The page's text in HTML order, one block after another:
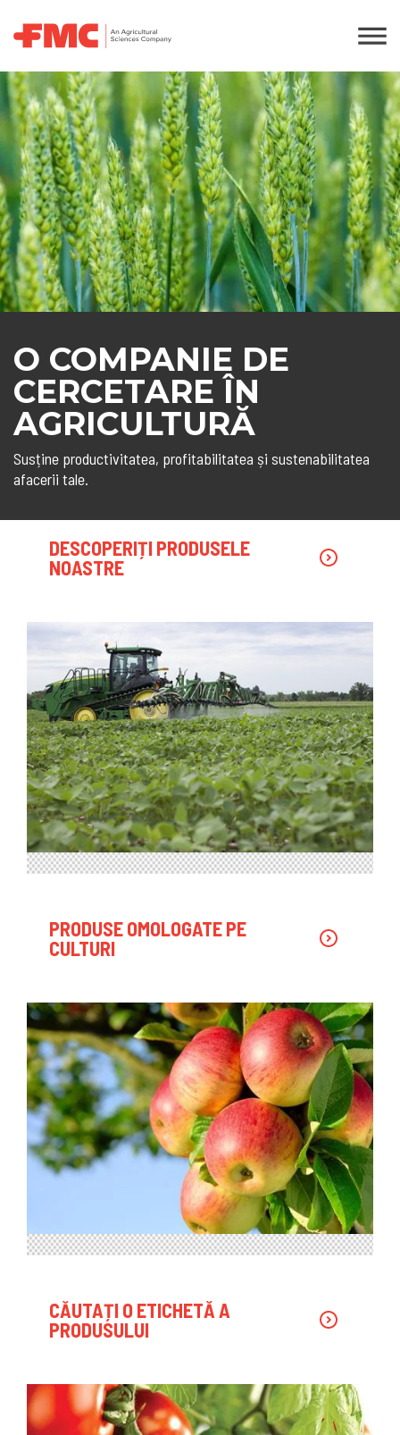
O COMPANIE DE
CERCETARE ÎN
AGRICULTURĂ
Susține productivitatea, profitabilitatea și sustenabilitatea
afacerii tale.
DESCOPERIȚI PRODUSELE
NOASTRE
PRODUSE OMOLOGATE PE
CULTURI
CĂUTAȚI O ETICHETĂ A
PRODUSULUI